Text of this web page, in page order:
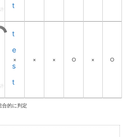
t
t
e
s
t
× × × ○ × ○
合的に判定